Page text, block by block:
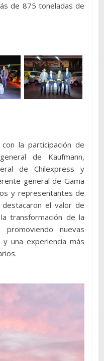
de 875 toneladas de
la participación de
de Kaufmann,
de Chilexpress y
general de Gama
y representantes de
el valor de
transformación de la
nuevas
una experiencia más